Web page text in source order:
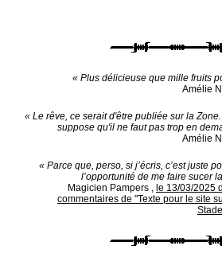
« Plus délicieuse que mille fruits
Amélie
« Le rêve, ce serait d'être publiée sur la
suppose qu'il ne faut pas trop en
Amélie
« Parce que, perso, si j’écris, c’est juste
l’opportunité de me faire sucer
Magicien Pampers , le 13/03/2025
commentaires de "Texte pour le site